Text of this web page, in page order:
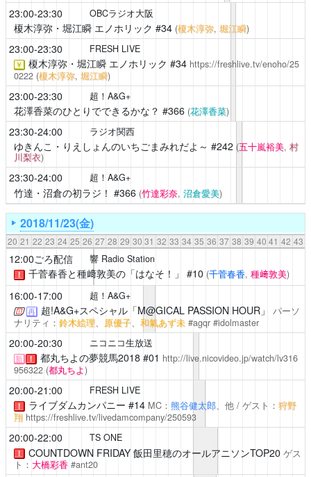
23:00-23:30 OBCラジオ大阪
榎木淳弥・堀江瞬 エノホリック #34 (榎木淳弥, 堀江瞬)
23:00-23:30 FRESH LIVE
￥ 榎木淳弥・堀江瞬 エノホリック #34 https://freshlive.tv/enoho/25
0222 (榎木淳弥, 堀江瞬)
23:00-23:30 超！A&G+
花澤香菜のひとりでできるかな？ #366 (花澤香菜)
23:30-24:00 ラジオ関西
ゆきんこ・りえしょんのいちごまみれだよ～ #242 (五十嵐裕美, 村
川梨衣)
23:30-24:00 超！A&G+
竹達・沼倉の初ラジ！ #366 (竹達彩奈, 沼倉愛美)
2018/11/23(金)
20 21 22 23 24 25 26 27 28 29 30 31 32 33 34 35 36 37 38 39 40 41 42 43
12:00ごろ配信 響 Radio Station
！ 千菅春香と種﨑敦美の「はなそ！」 #10 (千菅春香, 種﨑敦美)
16:00-17:00 超！A&G+
再 超!A&G+スペシャル「M@GICAL PASSION HOUR」
パーソ
ナリティ： 鈴木絵理、 原優子、 和氣あず未#agqr #idolmaster
20:00-20:30 ニコニコ生放送
新 ！ 都丸ちよの夢競馬2018#01 http://live.nicovideo.jp/watch/lv316
956322 (都丸ちよ)
20:00-21:00 FRESH LIVE
！ ライブダムカンパニー #14 MC： 熊谷健太郎、他 / ゲスト： 狩野
翔 https://freshlive.tv/livedamcompany/250593
20:00-22:00 TS ONE
！ COUNTDOWN FRIDAY 飯田里穂のオールアニソンTOP20 ゲス
ト： 大橋彩香#ant20